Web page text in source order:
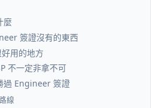
麼
簽證沒有的東西
用的地方
不一定非拿不可
過 Engineer 簽證
線